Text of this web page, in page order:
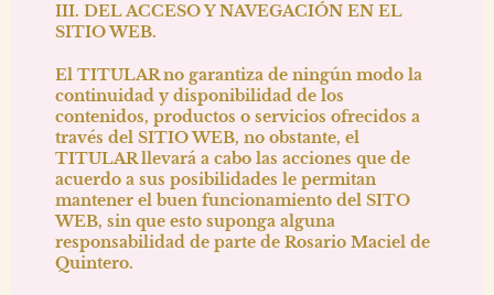
III. DEL ACCESO Y NAVEGACIÓN EN EL
SITIO WEB.
El TITULAR no garantiza de ningún modo la
continuidad y disponibilidad de los
contenidos, productos o servicios ofrecidos a
través del SITIO WEB, no obstante, el
TITULAR llevará a cabo las acciones que de
acuerdo a sus posibilidades le permitan
mantener el buen funcionamiento del SITO
WEB, sin que esto suponga alguna
responsabilidad de parte de Rosario Maciel de
Quintero.